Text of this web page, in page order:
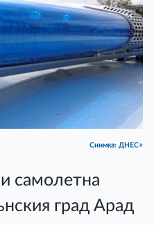
Снимка: ДНЕС+
самолетна
град Арад